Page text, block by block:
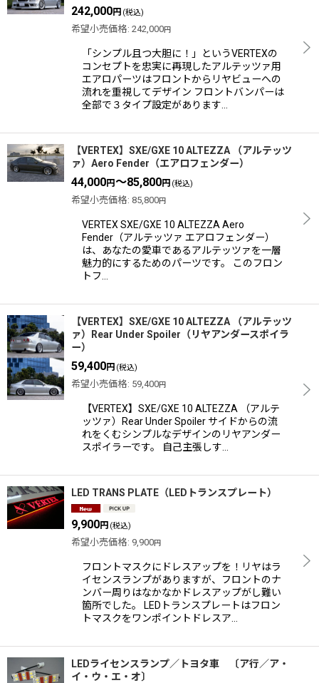
242,000円 (税込)
希望小売価格: 242,000円
「シンプル且つ大胆に！」というVERTEXの
コンセプトを忠実に再現したアルテッツァ用
エアロパーツはフロントからリヤビューへの
流れを重視してデザイン フロントバンパーは
全部で３タイプ設定があります…
【VERTEX】SXE/GXE 10 ALTEZZA （アルテッツ
ァ）Aero Fender（エアロフェンダー）
44,000円～85,800円 (税込)
希望小売価格: 85,800円
VERTEX SXE/GXE 10 ALTEZZA Aero
Fender（アルテッツァ エアロフェンダー）
は、あなたの愛車であるアルテッツァを一層
魅力的にするためのパーツです。 このフロン
トフ…
【VERTEX】SXE/GXE 10 ALTEZZA （アルテッツ
ァ）Rear Under Spoiler（リヤアンダースポイラ
ー）
59,400円 (税込)
希望小売価格: 59,400円
【VERTEX】SXE/GXE 10 ALTEZZA （アルテ
ッツァ）Rear Under Spoiler サイドからの流
れをくむシンプルなデザインのリヤアンダー
スポイラーです。 自己主張しす…
LED TRANS PLATE（LEDトランスプレート）
9,900円 (税込)
希望小売価格: 9,900円
フロントマスクにドレスアップを！リヤはラ
イセンスランプがありますが、フロントのナ
ンバー周りはなかなかドレスアップがし難い
箇所でした。 LEDトランスプレートはフロン
トマスクをワンポイントドレスア…
LEDライセンスランプ／トヨタ車 〔ア行／ア・
イ・ウ・エ・オ〕